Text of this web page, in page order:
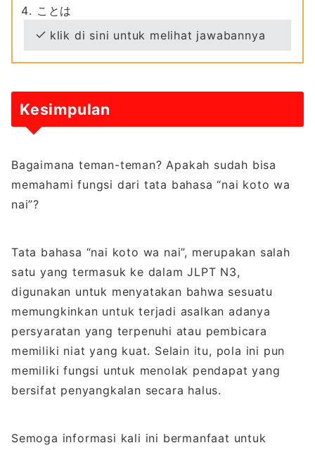
ことは
klik di sini untuk melihat jawabannya
Kesimpulan
Bagaimana teman-teman? Apakah sudah bisa
memahami fungsi dari tata bahasa “nai koto wa
nai”?
Tata bahasa “nai koto wa nai”, merupakan salah
satu yang termasuk ke dalam JLPT N3,
digunakan untuk menyatakan bahwa sesuatu
memungkinkan untuk terjadi asalkan adanya
persyaratan yang terpenuhi atau pembicara
memiliki niat yang kuat. Selain itu, pola ini pun
memiliki fungsi untuk menolak pendapat yang
bersifat penyangkalan secara halus.
Semoga informasi kali ini bermanfaat untuk